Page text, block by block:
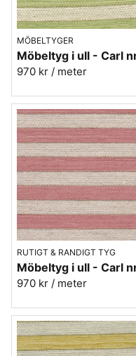
MÖBELTYGER
970 kr / meter
RUTIGT & RANDIGT TYG
970 kr / meter